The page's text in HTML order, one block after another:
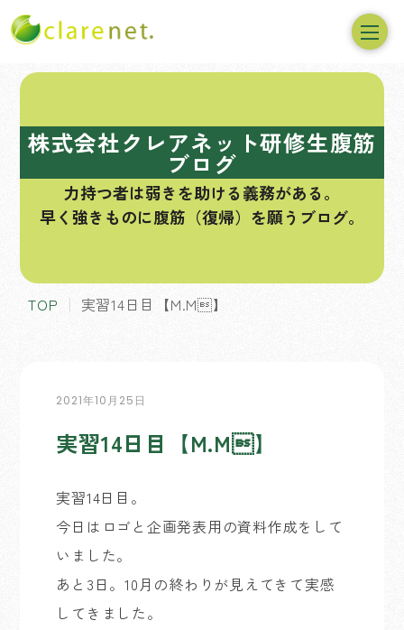
株式会社クレアネット研修生腹筋
ブログ
力持つ者は弱きを助ける義務がある。
早く強きものに腹筋（復帰）を願うブログ。
TOP 実習14日目【M.M】
2021年10月25日
実習14日目【M.M】
実習14日目。
今日はロゴと企画発表用の資料作成をして
いました。
あと3日。10月の終わりが見えてきて実感
してきました。